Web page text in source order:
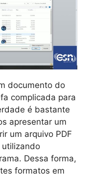
documento do
complicada para
é bastante
apresentar um
um arquivo PDF
utilizando
Dessa forma,
formatos em